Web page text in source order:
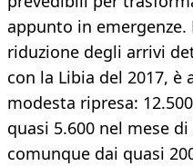
appunto in
riduzione degli arrivi
con la Libia del 2017,
modesta ripresa:
quasi 5.600 nel mese
comunque dai quasi